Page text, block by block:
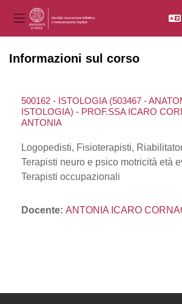
Pannello laterale
Informazioni sul corso
500162 - ISTOLOGIA (503467 -
ISTOLOGIA) - PROF.SSA ICARO
ANTONIA
Logopedisti, Fisioterapisti,
Terapisti neuro e psico motricità età
Terapisti occupazionali
Docente: ANTONIA ICARO